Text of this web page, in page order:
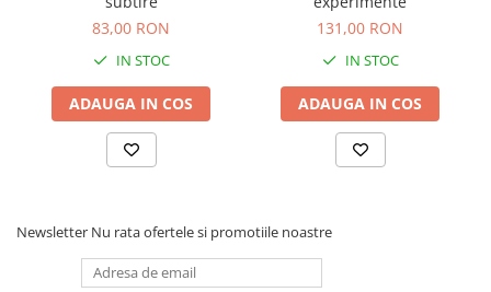
Carti de colorat
Cadouri copii
Ceasuri copii
Cadouri ieftine pentru copii
Cadouri botez
83,00 RON
IN STOC
ADAUGA IN COS
131,00 RON
IN STOC
ADAUGA IN COS
Newsletter Nu rata ofertele si promotiile noastre